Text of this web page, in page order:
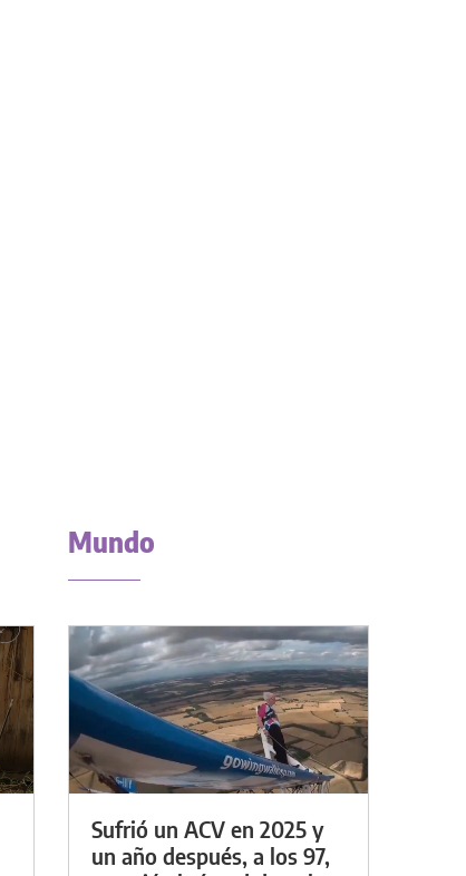
Mundo
Sufrió un ACV en 2025 y
un año después, a los 97,